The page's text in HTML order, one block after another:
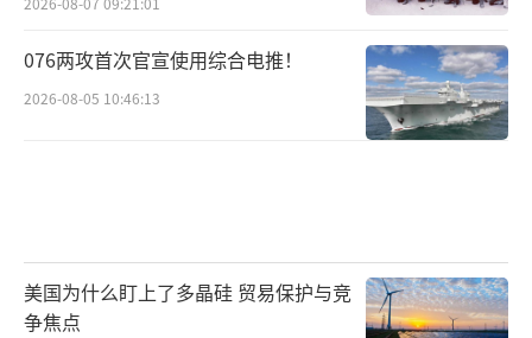
076两攻首次官宣使用综合电推！
2026-08-05 10:46:13
美国为什么盯上了多晶硅 贸易保护与竞
争焦点